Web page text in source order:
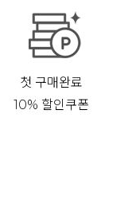
첫 구매완료
10% 할인쿠폰